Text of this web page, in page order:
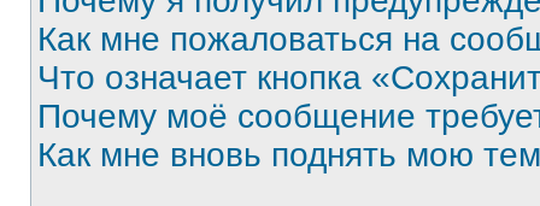
Как мне пожаловаться на
Что означает кнопка
Почему моё сообщение
Как мне вновь поднять мою